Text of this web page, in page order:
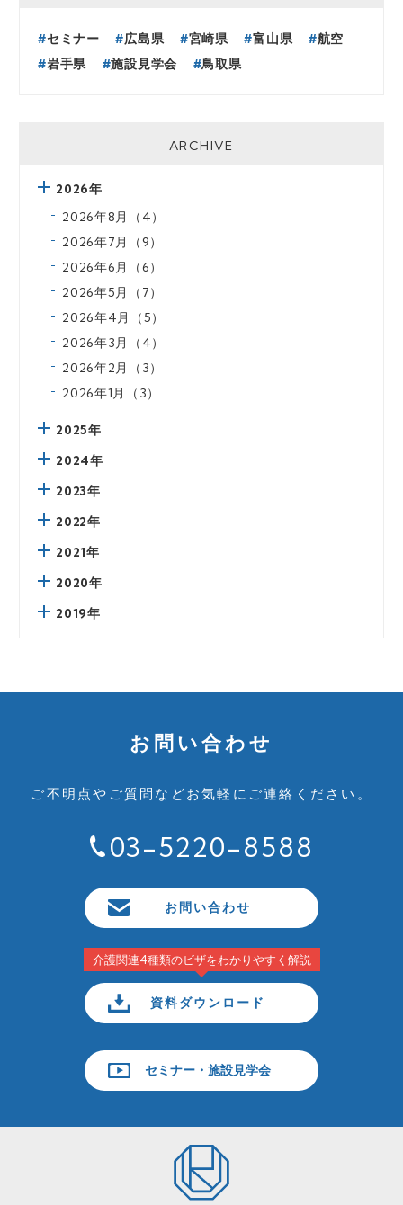
セミナー 広島県 宮崎県 富山県
航空
岩手県
施設見学会 鳥取県
ARCHIVE
2026年
2026年8月（4）
2026年7月（9）
2026年6月（6）
2026年5月（7）
2026年4月（5）
2026年3月（4）
2026年2月（3）
2026年1月（3）
2025年
2024年
2023年
2022年
2021年
2020年
2019年
お問い合わせ
ご不明点やご質問などお気軽にご連絡ください。
03-5220-8588
お問い合わせ
介護関連4種類のビザをわかりやすく解説
資料ダウンロード
セミナー・施設見学会